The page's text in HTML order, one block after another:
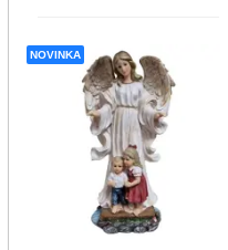
NOVINKA